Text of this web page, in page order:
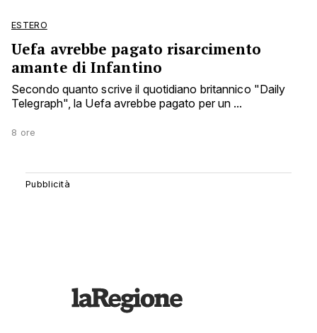
ESTERO
Uefa avrebbe pagato risarcimento
amante di Infantino
Secondo quanto scrive il quotidiano britannico "Daily
Telegraph", la Uefa avrebbe pagato per un ...
8 ore